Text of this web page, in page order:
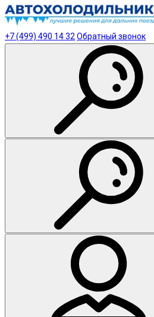
+7 (499) 490 14 32 Обратный звонок